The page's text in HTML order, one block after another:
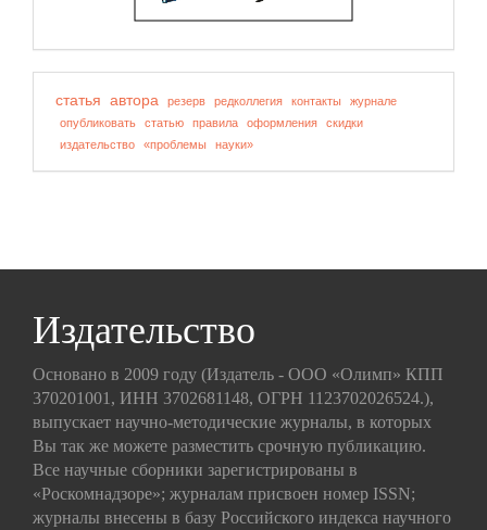
статья автора резерв редколлегия контакты
журнале
опубликовать
статью правила оформления
скидки
издательство
«проблемы науки»
Издательство
Основано в 2009 году (Издатель - ООО «Олимп» КПП
370201001, ИНН 3702681148, ОГРН 1123702026524.),
выпускает научно-методические журналы, в которых
Вы так же можете разместить срочную публикацию.
Все научные сборники зарегистрированы в
«Роскомнадзоре»; журналам присвоен номер ISSN;
журналы внесены в базу Российского индекса научного